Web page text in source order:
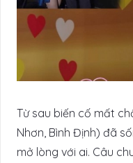
Từ sau biến cố mất
Nhơn, Bình Định) đã
mở lòng với ai. Câu